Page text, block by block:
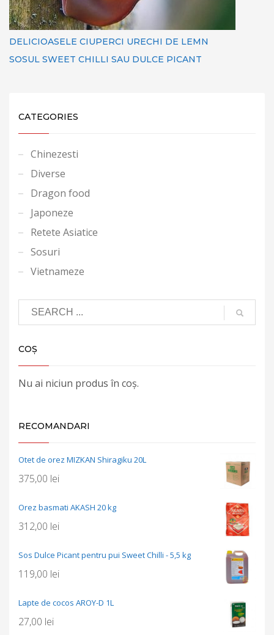
DELICIOASELE CIUPERCI URECHI DE LEMN
SOSUL SWEET CHILLI SAU DULCE PICANT
CATEGORIES
Chinezesti
Diverse
Dragon food
Japoneze
Retete Asiatice
Sosuri
Vietnameze
COȘ
Nu ai niciun produs în coș.
RECOMANDARI
Otet de orez MIZKAN Shiragiku 20L
375,00 lei
Orez basmati AKASH 20 kg
312,00 lei
Sos Dulce Picant pentru pui Sweet Chilli - 5,5 kg
119,00 lei
Lapte de cocos AROY-D 1L
27,00 lei